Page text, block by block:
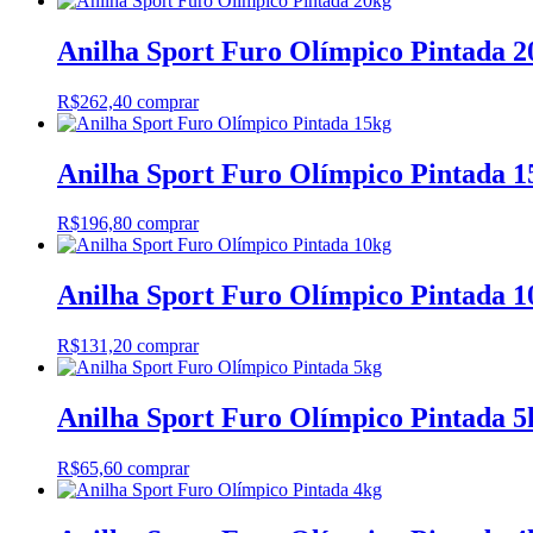
Anilha Sport Furo Olímpico Pintada
R$262,40 comprar
Anilha Sport Furo Olímpico Pintada
R$196,80 comprar
Anilha Sport Furo Olímpico Pintada
R$131,20 comprar
Anilha Sport Furo Olímpico Pintada
R$65,60 comprar